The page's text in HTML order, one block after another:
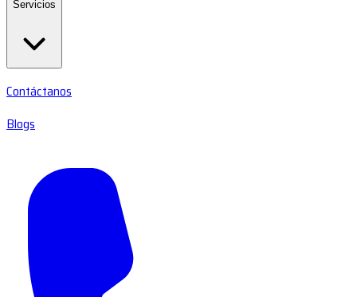
Servicios
Contáctanos
Blogs